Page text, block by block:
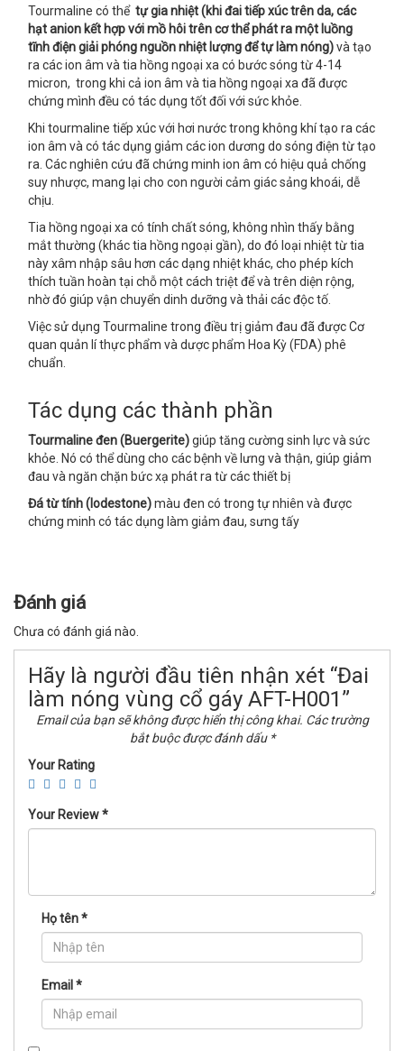
Tourmaline có thể tự gia nhiệt(khi đai tiếp xúc trên da, các
hạt anion kết hợp với mồ hôi trên cơ thể phát ra một luồng
tĩnh điện giải phóng nguồn nhiệt lượng để tự làm nóng)và tạo
ra các ion âm và tia hồng ngoại xa có bước sóng từ 4-14
micron, trong khi cả ion âm và tia hồng ngoại xa đã được
chứng mình đều có tác dụng tốt đối với sức khỏe.
Khi tourmaline tiếp xúc với hơi nước trong không khí tạo ra các
ion âm và có tác dụng giảm các ion dương do sóng điện từ tạo
ra. Các nghiên cứu đã chứng minh ion âm có hiệu quả chống
suy nhược, mang lại cho con người cảm giác sảng khoái, dễ
chịu.
Tia hồng ngoại xa có tính chất sóng, không nhìn thấy bằng
mắt thường (khác tia hồng ngoại gần), do đó loại nhiệt từ tia
này xâm nhập sâu hơn các dạng nhiệt khác, cho phép kích
thích tuần hoàn tại chỗ một cách triệt để và trên diện rộng,
nhờ đó giúp vận chuyển dinh dưỡng và thải các độc tố.
Việc sử dụng Tourmaline trong điều trị giảm đau đã được Cơ
quan quản lí thực phẩm và dược phẩm Hoa Kỳ (FDA) phê
chuẩn.
Tác dụng các thành phần
Tourmalineđen (Buergerite)giúp tăng cường sinh lực và sức
khỏe. Nó có thể dùng cho các bệnh về lưng và thận, giúp giảm
đau và ngăn chặn bức xạ phát ra từ các thiết bị
Đá từ tính (Iodestone)màu đen có trong tự nhiên và được
chứng minh có tác dụng làm giảm đau, sưng tấy
Đánh giá
Chưa có đánh giá nào.
Hãy là người đầu tiên nhận xét “Đai
làm nóng vùng cổ gáy AFT-H001”
Email của bạn sẽ không được hiển thị công khai. Các trường
bắt buộc được đánh dấu *
Your Rating
Your Review*
Họ tên*
Email*